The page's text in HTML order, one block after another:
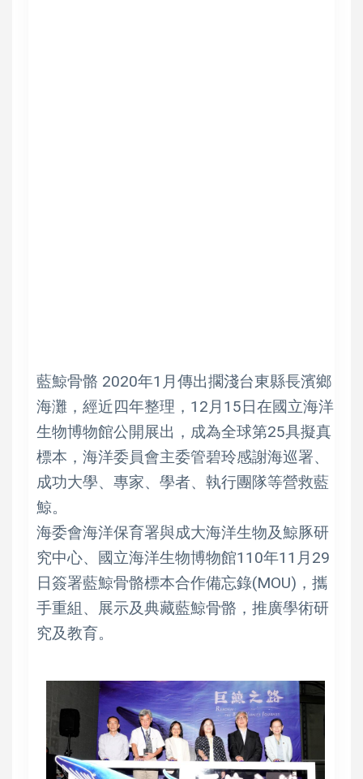
藍鯨骨骼 2020年1月傳出擱淺台東縣長濱鄉
海灘，經近四年整理，12月15日在國立海洋
生物博物館公開展出，成為全球第25具擬真
標本，海洋委員會主委管碧玲感謝海巡署、
成功大學、專家、學者、執行團隊等營救藍
鯨。
海委會海洋保育署與成大海洋生物及鯨豚研
究中心、國立海洋生物博物館110年11月29
日簽署藍鯨骨骼標本合作備忘錄(MOU)，攜
手重組、展示及典藏藍鯨骨骼，推廣學術研
究及教育。